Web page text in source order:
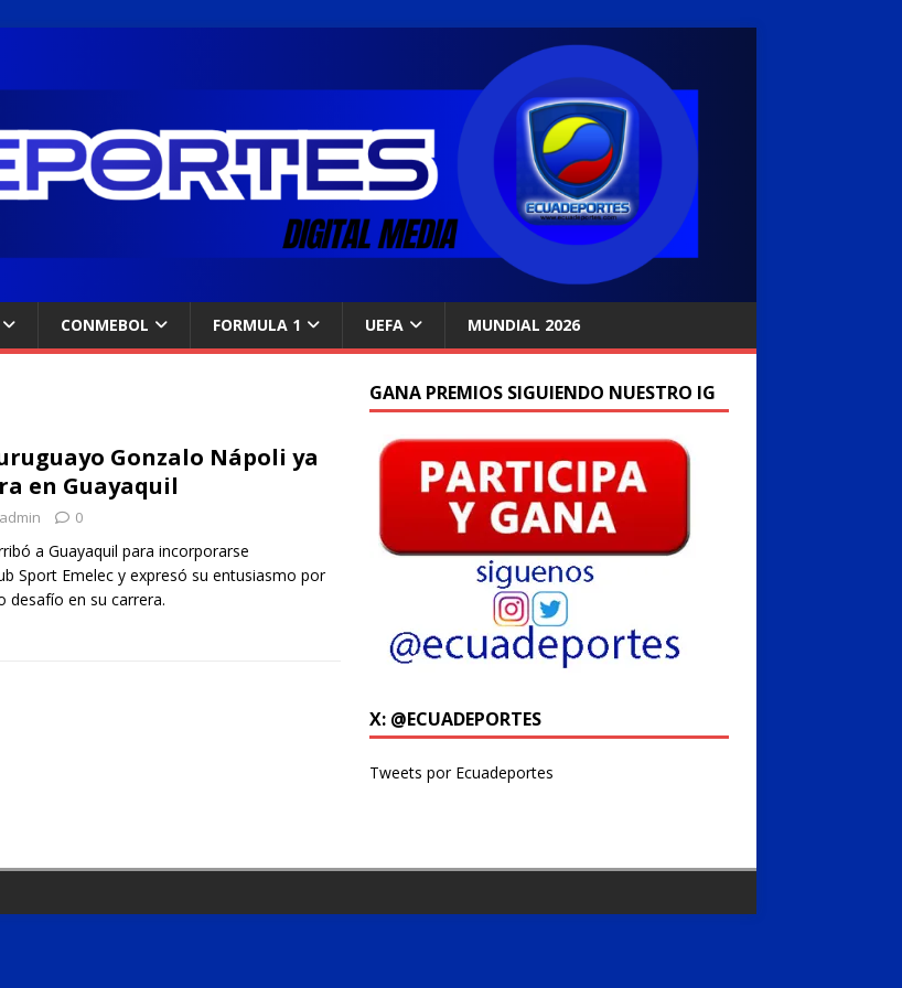
CONMEBOL FORMULA 1 UEFA MUNDIAL 2026
Gonzalo Nápoli ya
en Guayaquil
admin 0
a Guayaquil para incorporarse
Sport Emelec y expresó su entusiasmo por
desafío en su carrera.
GANA PREMIOS SIGUIENDO NUESTRO IG
X: @ECUADEPORTES
Tweets por Ecuadeportes